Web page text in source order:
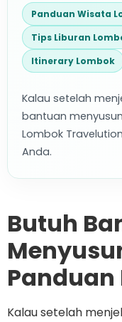
Panduan Wisata
Tips Liburan
Itinerary Lombok
Kalau setelah
bantuan
Lombok
Anda.
Butuh
Panduan
Kalau setelah